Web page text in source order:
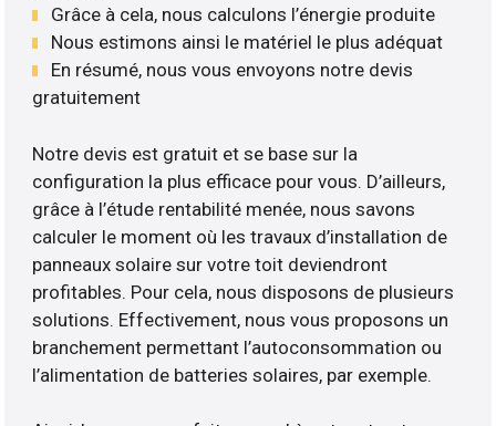
Grâce à cela, nous calculons l’énergie produite
Nous estimons ainsi le matériel le plus adéquat
En résumé, nous vous envoyons notre devis
gratuitement
Notre devis est gratuit et se base sur la
configuration la plus efficace pour vous. D’ailleurs,
grâce à l’étude rentabilité menée, nous savons
calculer le moment où les travaux d’installation de
panneaux solaire sur votre toit deviendront
profitables. Pour cela, nous disposons de plusieurs
solutions. Effectivement, nous vous proposons un
branchement permettant l’autoconsommation ou
l’alimentation de batteries solaires, par exemple.